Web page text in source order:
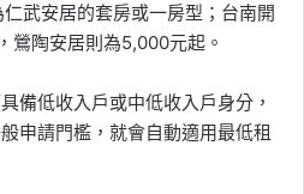
武安居的套房或一房型；台南開
鶯陶安居則為5,000元起。
備低收入戶或中低收入戶身分，
申請門檻，就會自動適用最低租